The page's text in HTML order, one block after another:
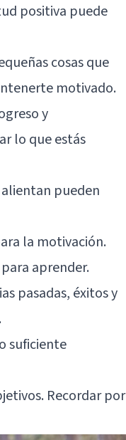
positiva puede
cosas que
motivado.
y
lo que estás
alientan pueden
la motivación.
aprender.
pasadas, éxitos y
suficiente
Recordar por